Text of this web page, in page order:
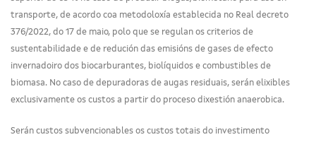
transporte, de acordo coa metodoloxía establecida no Real decreto
376/2022, do 17 de maio, polo que se regulan os criterios de
sustentabilidade e de redución das emisións de gases de efecto
invernadoiro dos biocarburantes, biolíquidos e combustibles de
biomasa. No caso de depuradoras de augas residuais, serán elixibles
exclusivamente os custos a partir do proceso dixestión anaerobica.
Serán custos subvencionables os custos totais do investimento